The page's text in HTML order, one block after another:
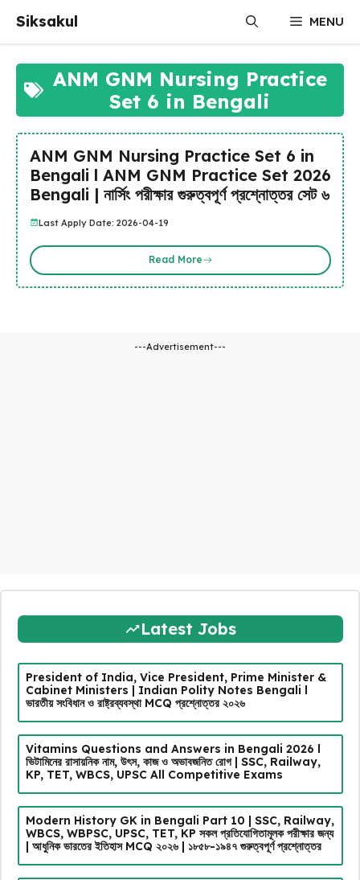
content
Siksakul MENU
ANM GNM Nursing Practice
Set 6 in Bengali
ANM GNM Nursing Practice Set 6 in
Bengali l ANM GNM Practice Set 2026
Bengali | নার্সিং পরীক্ষার গুরুত্বপূর্ণ প্রশ্নোত্তর সেট ৬
Last Apply Date: 2026-04-19
Read More
---Advertisement---
Latest Jobs
President of India, Vice President, Prime Minister &
Cabinet Ministers | Indian Polity Notes Bengali l
ভারতীয় সংবিধান ও রাষ্ট্রব্যবস্থা MCQ প্রশ্নোত্তর ২০২৬
Vitamins Questions and Answers in Bengali 2026 l
ভিটামিনের রাসায়নিক নাম, উৎস, কাজ ও অভাবজনিত রোগ | SSC, Railway,
KP, TET, WBCS, UPSC All Competitive Exams
Modern History GK in Bengali Part 10 | SSC, Railway,
WBCS, WBPSC, UPSC, TET, KP সকল প্রতিযোগিতামূলক পরীক্ষার জন্য
| আধুনিক ভারতের ইতিহাস MCQ ২০২৬ | ১৮৫৮-১৯৪৭ গুরুত্বপূর্ণ প্রশ্নোত্তর